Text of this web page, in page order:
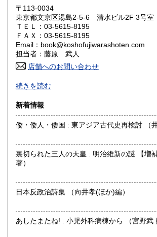
岡山県
山口県 300円
香川県 300円 愛媛県
高知県 300円
佐賀県
熊本県 300円 大分県
沖縄県 300円
〒113-0034
東京都文京区湯島2-5-6 清水ビル2F 3号室
ＴＥＬ：03-5615-8195
ＦＡＸ：03-5615-8195
Email：book@koshofujiwarashoten.com
担当者：藤原 武人
店舗へのお問い合わせ
【通信販売専門 (ご来店不可)】 の古書店で
※大変申し訳ございませんが、店頭での販売
書籍の状態等、ご不明な点・気になる所がご
メールアドレス【
※販売書籍につきまして【お電話でのお問い
品在庫を確認するためお時間を頂戴いたしま
沿線名：JR中央線・総武線・東京メトロ丸ノ
営業時間：【事務所営業・通信販売専門 (ご
9:00〜17:00 ※買取・仕入れ等で不在の場合
続きを読む
新着情報
倭・倭人
裏切られた三人の天皇 : 明治維新の謎 【増補版】 （
著）
日本反政治詩集 （向井孝(ほか)編）
あしたまたね! : 小児外科病棟